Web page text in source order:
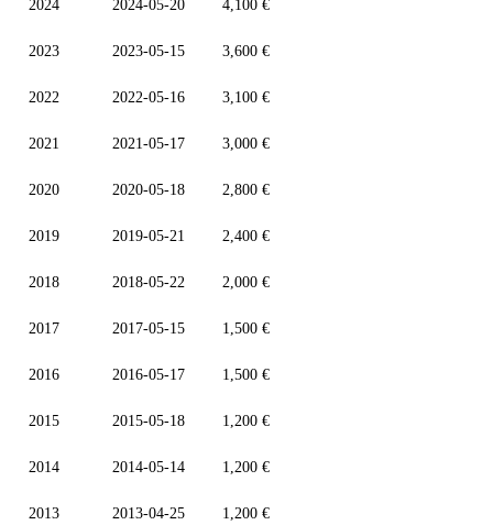
2024 2024-05-20 4,100 €
2023 2023-05-15 3,600 €
2022 2022-05-16 3,100 €
2021 2021-05-17 3,000 €
2020 2020-05-18 2,800 €
2019 2019-05-21 2,400 €
2018 2018-05-22 2,000 €
2017 2017-05-15 1,500 €
2016 2016-05-17 1,500 €
2015 2015-05-18 1,200 €
2014 2014-05-14 1,200 €
2013 2013-04-25 1,200 €